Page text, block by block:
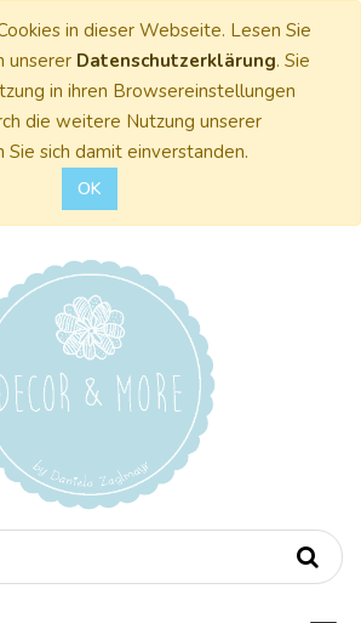
in dieser Webseite. Lesen Sie
unserer Datenschutzerklärung. Sie
in ihren Browsereinstellungen
die weitere Nutzung unserer
sich damit einverstanden.
OK